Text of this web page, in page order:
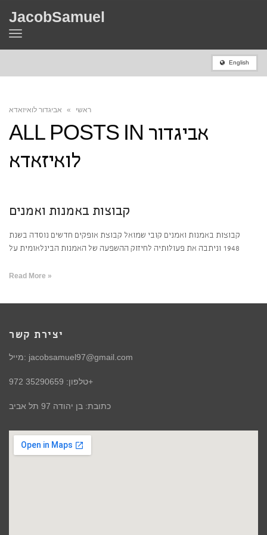
JacobSamuel
Toggle
English
ראשי » אביגדור לואיזאדא
ALL POSTS IN אביגדור
לואיזאדא
קבוצות באמנות ואמנים
קבוצות באמנות ואמנים קובי שמואל קבוצת אופקים חדשים נוסדה בשנת
1948 וניתבה את פעולותיה לחיזוק ההשפעה של האמנות הבינלאומית על
Read More »
יצירת קשר
מייל: jacobsamuel97@gmail.com
טלפון: 35290659 972+
כתובת: בן יהודה 97 תל אביב